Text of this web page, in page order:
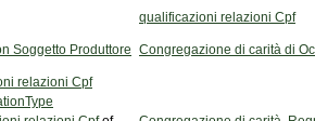
qualificazioni relazioni Cpf
Soggetto Produttore Congregazione di carità di
relazioni Cpf